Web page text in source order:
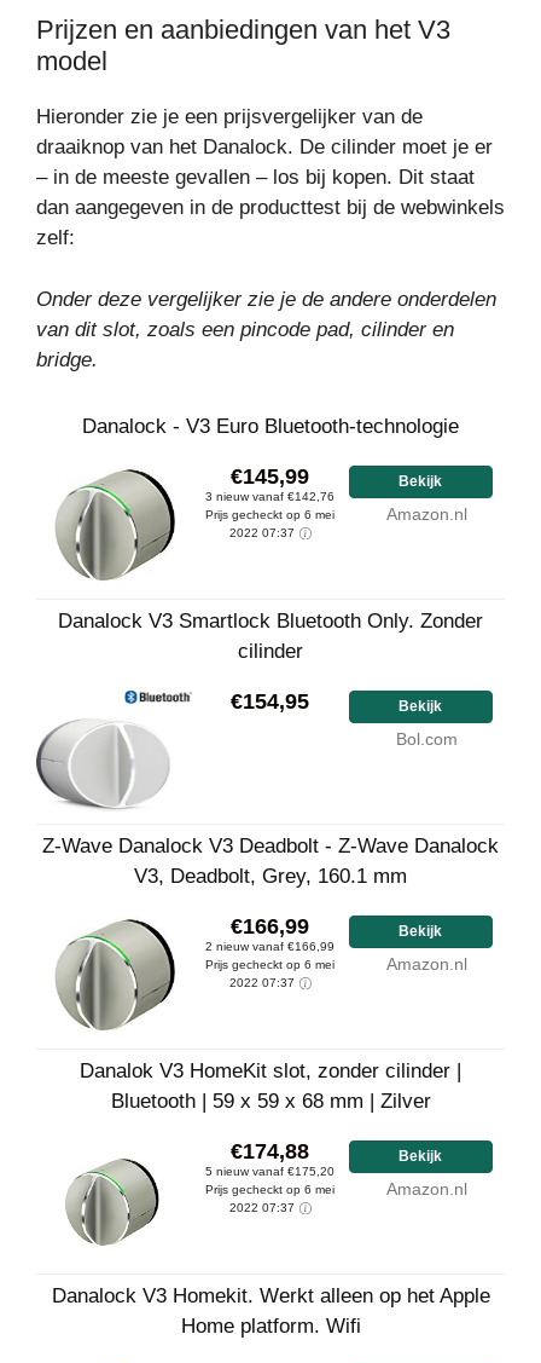
Prijzen en aanbiedingen van het V3
model
Hieronder zie je een prijsvergelijker van de
draaiknop van het Danalock. De cilinder moet je er
– in de meeste gevallen – los bij kopen. Dit staat
dan aangegeven in de producttest bij de webwinkels
zelf:
Onder deze vergelijker zie je de andere onderdelen
van dit slot, zoals een pincode pad, cilinder en
bridge.
Danalock - V3 Euro Bluetooth-technologie
€145,99
3 nieuw vanaf €142,76
Prijs gecheckt op 6 mei
2022 07:37
Bekijk
Amazon.nl
Danalock V3 Smartlock Bluetooth Only. Zonder
cilinder
€154,95 Bekijk
Bol.com
Z-Wave Danalock V3 Deadbolt - Z-Wave Danalock
V3, Deadbolt, Grey, 160.1 mm
€166,99
2 nieuw vanaf €166,99
Prijs gecheckt op 6 mei
2022 07:37
Bekijk
Amazon.nl
Danalok V3 HomeKit slot, zonder cilinder |
Bluetooth | 59 x 59 x 68 mm | Zilver
€174,88
5 nieuw vanaf €175,20
Prijs gecheckt op 6 mei
2022 07:37
Bekijk
Amazon.nl
Danalock V3 Homekit. Werkt alleen op het Apple
Home platform. Wifi